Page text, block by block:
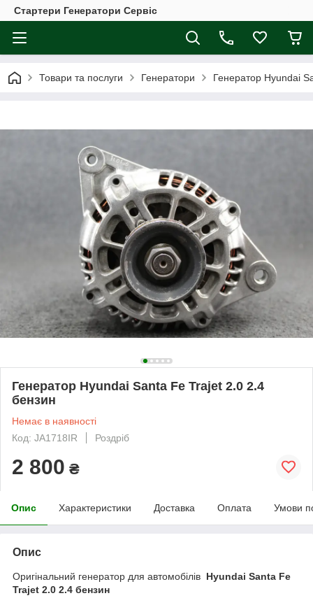
Стартери Генератори Сервіс
Товари та послуги Генератори Генератор Hyundai
Генератор Hyundai Santa Fe Trajet 2.0 2.4
бензин
Немає в наявності
Код: JA1718IR
Роздріб
2 800 ₴
Опис Характеристики Доставка Оплата Умови
Опис
Оригінальний генератор для автомобілів Hyundai Santa Fe
Trajet 2.0 2.4 бензин